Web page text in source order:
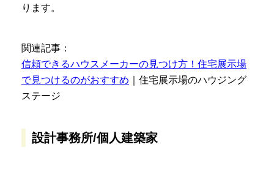
ります。
関連記事：
信頼できるハウスメーカーの見つけ方！住宅展示場
で見つけるのがおすすめ ｜住宅展示場のハウジング
ステージ
設計事務所/個人建築家